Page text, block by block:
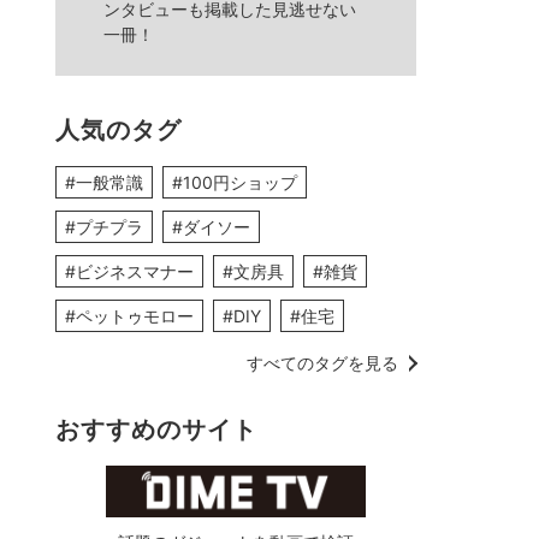
ンタビューも掲載した見逃せない
一冊！
人気のタグ
#一般常識 #100円ショップ
#プチプラ #ダイソー
#ビジネスマナー #文房具 #雑貨
#ペットゥモロー #DIY #住宅
すべてのタグを見る
おすすめのサイト